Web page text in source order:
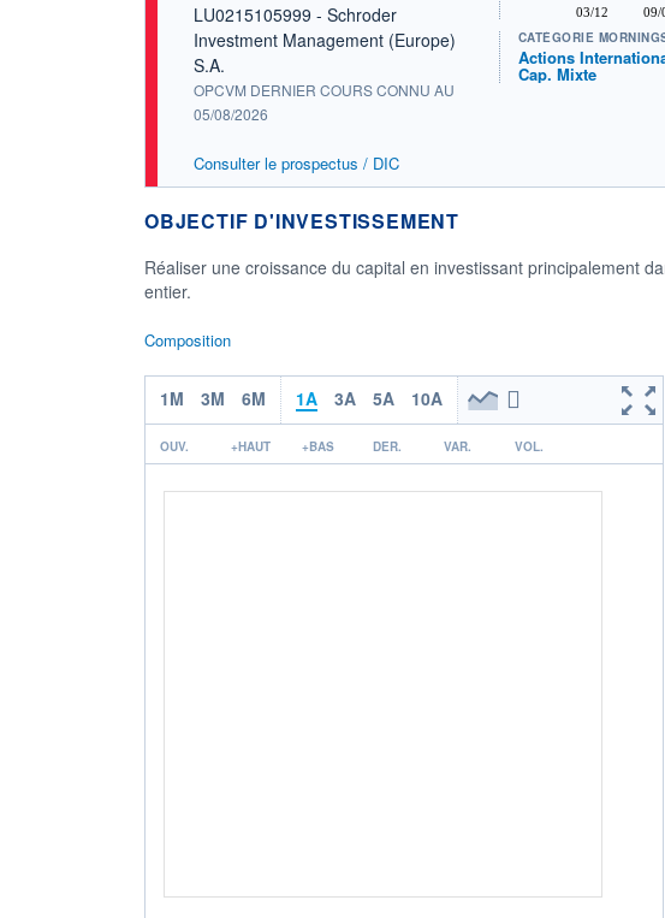
LU0215105999 - Schroder
Investment Management (Europe)
S.A.
OPCVM DERNIER COURS CONNU AU
05/08/2026
Consulter le prospectus / DIC
03/12 09/
CATÉGORIE
Actions
Cap. Mixte
OBJECTIF D'INVESTISSEMENT
Réaliser une croissance du capital en investissant principalement
entier.
Composition
1M 3M 6M 1A 3A 5A 10A
OUV. +HAUT +BAS DER. VAR. VOL.